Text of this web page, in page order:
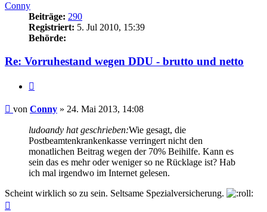
Conny
Beiträge: 290
Registriert: 5. Jul 2010, 15:39
Behörde:
Re: Vorruhestand wegen DDU - brutto und netto
Beitrag
von Conny » 24. Mai 2013, 14:08
ludoandy hat geschrieben:Wie gesagt, die
Postbeamtenkrankenkasse verringert nicht den
monatlichen Beitrag wegen der 70% Beihilfe. Kann es
sein das es mehr oder weniger so ne Rücklage ist? Hab
ich mal irgendwo im Internet gelesen.
Scheint wirklich so zu sein. Seltsame Spezialversicherung.